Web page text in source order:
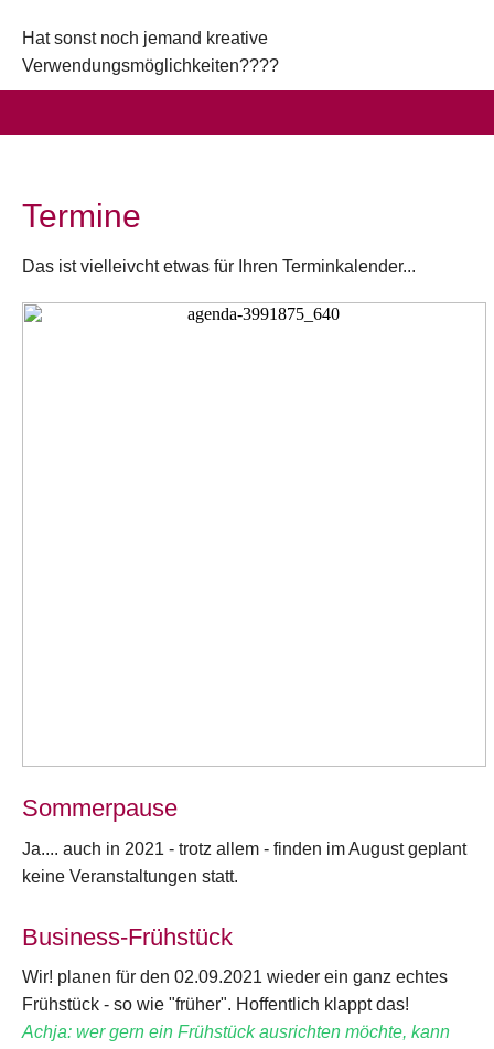
Hat sonst noch jemand kreative
Verwendungsmöglichkeiten????
Termine
Das ist vielleivcht etwas für Ihren Terminkalender...
Sommerpause
Ja.... auch in 2021 - trotz allem - finden im August geplant
keine Veranstaltungen statt.
Business-Frühstück
Wir! planen für den 02.09.2021 wieder ein ganz echtes
Frühstück - so wie "früher". Hoffentlich klappt das!
Achja: wer gern ein Frühstück ausrichten möchte, kann